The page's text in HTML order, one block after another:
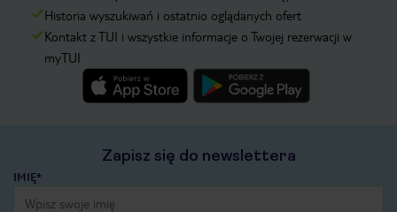
Historia wyszukiwań i ostatnio oglądanych ofert
Kontakt z TUI i wszystkie informacje o Twojej rezerwacji w
myTUI
Zapisz się do newslettera
IMIĘ*